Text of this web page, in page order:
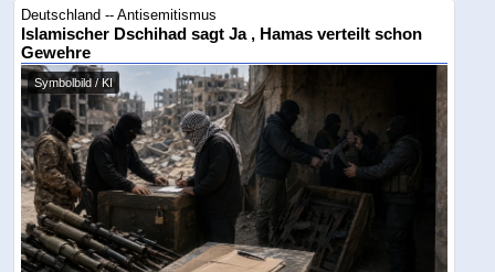
Deutschland -- Antisemitismus
Islamischer Dschihad sagt Ja , Hamas verteilt schon
Gewehre
Symbolbild / KI